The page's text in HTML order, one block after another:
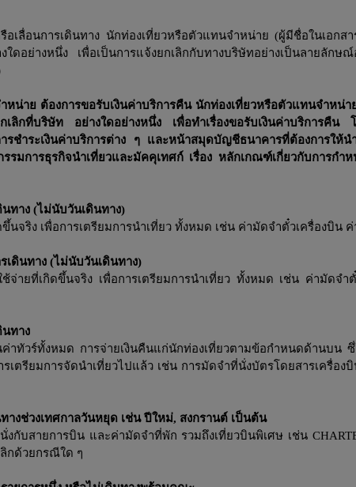
อเลื่อนการเดินทาง นักท่องเที่ยวหรือตัวแทนจำหน่าย (ผู้มีชื่อในเอก
ใดอย่างหนึ่ง เพื่อเป็นการแจ้งยกเลิกกับทางบริษัทอย่างเป็นลายลัก
น่าย ต้องการขอรับเงินค่าบริการคืน นักท่องเที่ยวหรือตัวแทนจำหน่า
ลิกที่บริษัท อย่างใดอย่างหนึ่ง เพื่อทำเรื่องขอรับเงินค่าบริการคืน
ชำระเงินค่าบริการต่าง ๆ และหน้าสมุดบัญชีธนาคารที่ต้องการให้น
รมการธุรกิจนำเที่ยวและมัคคุเทศก์ เรื่อง หลักเกณฑ์เกี่ยวกับการกำ
นทาง (ไม่นับวันเดินทาง)
ขึ้นจริง เพื่อการเตรียมการนำเที่ยว ทั้งหมด เช่น ค่ามัดจำตั๋วเครื่องบิน
เดินทาง (ไม่นับวันเดินทาง)
จ่ายที่เกิดขึ้นจริง เพื่อการเตรียมการนำเที่ยว ทั้งหมด เช่น ค่ามัดจ
นทาง
าทัวร์ทั้งหมด การจ่ายเงินคืนแก่นักท่องเที่ยวตามข้อกำหนดด้านบน ซึ่
เตรียมการจัดนำเที่ยวไปแล้ว เช่น การมัดจำที่นั่งบัตรโดยสารเครื่อ
างช่วงเทศกาลวันหยุด เช่น ปีใหม่, สงกรานต์ เป็นต้น
กับสายการบิน และค่ามัดจำที่พัก รวมถึงเที่ยวบินพิเศษ เช่น
กด้วยกรณีใด ๆ